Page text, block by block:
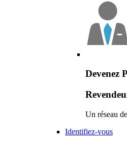
Devenez
Un réseau
Identifiez-vous